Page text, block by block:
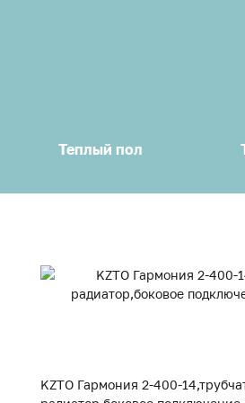
Теплый пол
KZTO Гармония 2-400-